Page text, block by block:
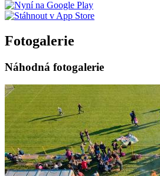
Fotogalerie
Náhodná fotogalerie